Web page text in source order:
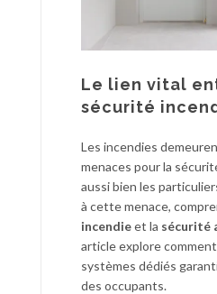
Le lien vital
sécurité
Les incendies
menaces pour la
aussi bien les
à cette menace,
incendieet la sécurité
article explore
systèmes dédiés
des occupants.